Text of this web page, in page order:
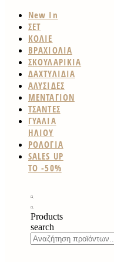
New In
ΣΕΤ
ΚΟΛΙΕ
ΒΡΑΧΙΟΛΙΑ
ΣΚΟΥΛΑΡΙΚΙΑ
ΔΑΧΤΥΛΙΔΙΑ
ΑΛΥΣΙΔΕΣ
ΜΕΝΤΑΓΙΟΝ
ΤΣΑΝΤΕΣ
ΓΥΑΛΙΑ
ΗΛΙΟΥ
ΡΟΛΟΓΙΑ
SALES UP
TO -50%
Products
search